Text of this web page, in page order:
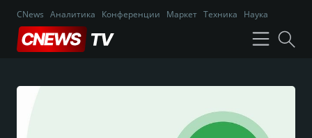
CNews Аналитика Конференции Маркет Техника Наука